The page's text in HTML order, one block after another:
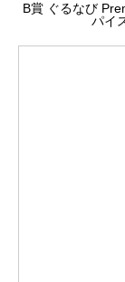
B賞 ぐるなび
パイ